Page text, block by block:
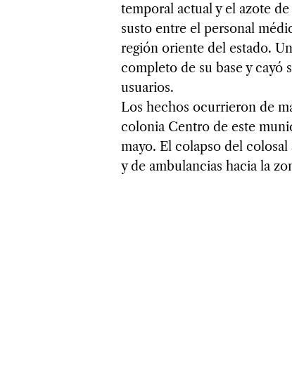
temporal actual y el azote
susto entre el personal
región oriente del estado.
completo de su base y cayó
usuarios.
Los hechos ocurrieron de
colonia Centro de este
mayo. El colapso del colosal
y de ambulancias hacia la